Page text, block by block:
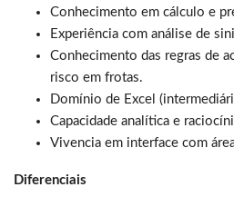
Conhecimento em cálculo e
Experiência com análise de
Conhecimento das regras de
risco em frotas.
Domínio de Excel
Capacidade analítica e
Vivencia em interface com
Diferenciais